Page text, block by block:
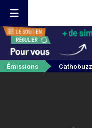
Émissions Cathobuzz